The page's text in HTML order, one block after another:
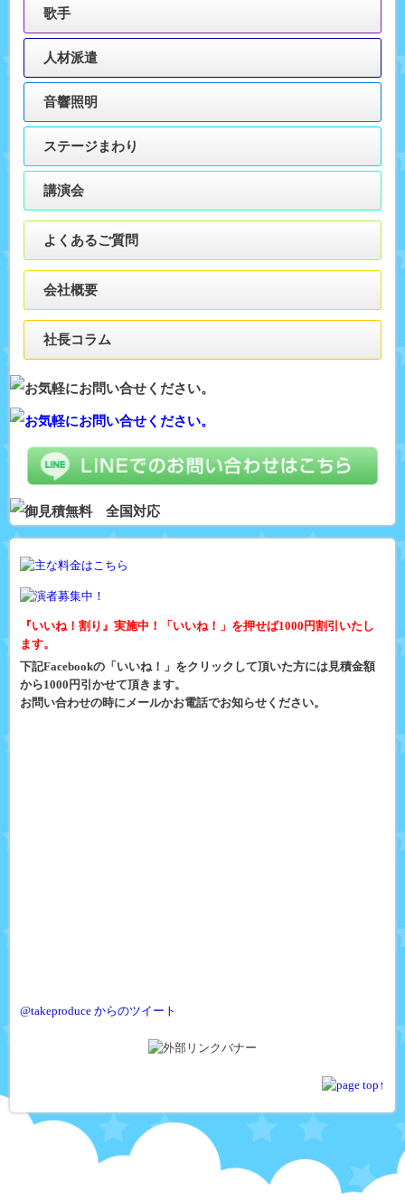
歌手
人材派遣
音響照明
ステージまわり
講演会
よくあるご質問
会社概要
社長コラム
『いいね！割り』実施中！「いいね！」を押せば1000円割引いたし
ます。
下記Facebookの「いいね！」をクリックして頂いた方には見積金額
から1000円引かせて頂きます。
お問い合わせの時にメールかお電話でお知らせください。
@takeproduce からのツイート